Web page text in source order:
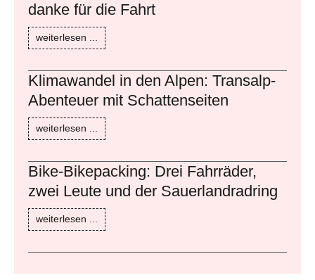
danke für die Fahrt
weiterlesen ...
Klimawandel in den Alpen: Transalp-
Abenteuer mit Schattenseiten
weiterlesen ...
Bike-Bikepacking: Drei Fahrräder,
zwei Leute und der Sauerlandradring
weiterlesen ...